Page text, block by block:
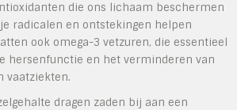
die ons lichaam beschermen
radicalen en ontstekingen helpen
ook omega-3 vetzuren, die essentieel
hersenfunctie en het verminderen van
vaatziekten.
dragen zaden bij aan een